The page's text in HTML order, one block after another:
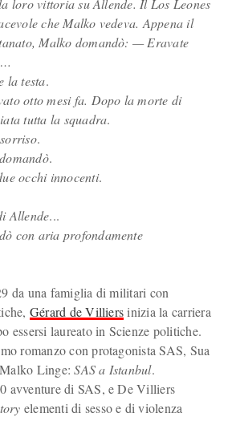
loro vittoria su Allende. Il Los Leones
che Malko vedeva. Appena il
Malko domandò: — Eravate
la testa.
otto mesi fa. Dopo la morte di
tutta la squadra.
.
.
occhi innocenti.
Allende...
con aria profondamente
da una famiglia di militari con
Gérard de Villiersinizia la carriera
essersi laureato in Scienze politiche.
romanzo con protagonista SAS, Sua
Malko Linge:SAS a Istanbul.
avventure di SAS, e De Villiers
elementi di sesso e di violenza